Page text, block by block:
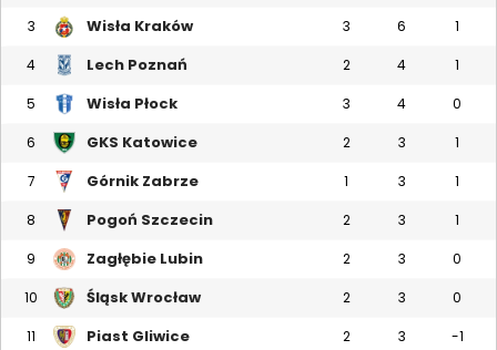
3 Wisła Kraków 3 6 1
4 Lech Poznań 2 4 1
5 Wisła Płock 3 4 0
6 GKS Katowice 2 3 1
7 Górnik Zabrze 1 3 1
8 Pogoń Szczecin 2 3 1
9 Zagłębie Lubin 2 3 0
10 Śląsk Wrocław 2 3 0
11 Piast Gliwice 2 3 -1